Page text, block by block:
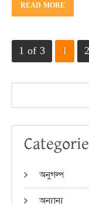
READ MORE
1 of 3 1 2
অনুগল্প
অন্যান্য